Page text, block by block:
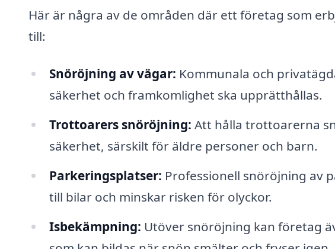
Här är några av de områden där ett företag som
till:
Snöröjning av vägar: Kommunala och
säkerhet och framkomlighet ska upprätthållas.
Trottoarers snöröjning: Att hålla trottoarerna
säkerhet, särskilt för äldre personer och barn.
Parkeringsplatser: Professionell snöröjning av
till bilar och minskar risken för olyckor.
Isbekämpning: Utöver snöröjning kan företag